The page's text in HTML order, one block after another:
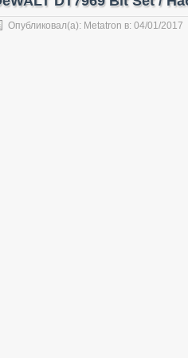
Опубликовал(а): Metatron в: 04/01/2017